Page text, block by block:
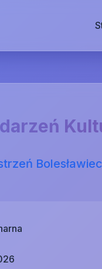
Bolesławiec